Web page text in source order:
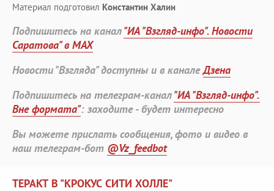
Материал подготовил Константин Халин
Подпишитесь на канал"ИА "Взгляд-инфо". Новости
Саратова" в MAX
Новости "Взгляда" доступны и в каналеДзена
Подпишитесь на телеграм-канал"ИА "Взгляд-инфо".
Вне формата": заходите - будет интересно
Вы можете прислать сообщения, фото и видео в
наш телеграм-бот @Vz_feedbot
ТЕРАКТ В "КРОКУС СИТИ ХОЛЛЕ"